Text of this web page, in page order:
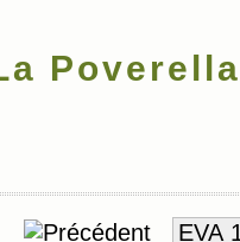
Poverella